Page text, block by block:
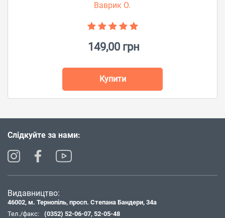
Ваврик О.
149,00 грн
Купити
Слідкуйте за нами:
Видавництво:
46002, м. Тернопіль, просп. Степана Бандери, 34а
Тел./факс:
(0352) 52-06-07, 52-05-48